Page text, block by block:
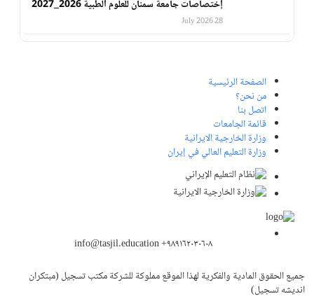
إختصاصات جامعة سمنان للعلوم الطبية 2026_2027
28 July 2026
الصفحة الرئيسية
من نحن؟
اتصل بنا
قائمة الجامعات
وزارة الخارجية الايرانية
وزارة التعليم العالي في إيران
info@tasjil.education +۹۸۹۱۶۲۰۳۰۶۰۸
جميع الحقوق المادية والفكرية لهذا الموقع مملوكة للشركة مكتب تسجيل (مبتکران
اندیشه تسجیل)